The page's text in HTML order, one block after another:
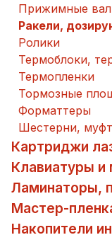
Прижимные
Ракели,
Ролики
Термоблоки,
Термопленки
Тормозные
Форматтеры
Шестерни,
Картриджи
Клавиатуры
Ламинаторы,
Мастер-
Накопители